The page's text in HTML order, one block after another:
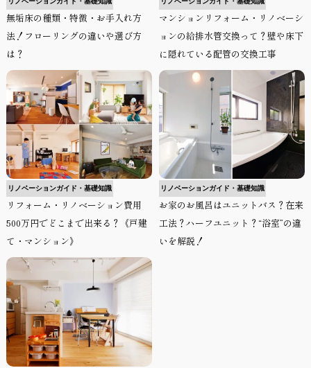
無垢床の種類・特徴・お手入れ方
法！フローリングの違いや選び方
は？
マンションリフォーム・リノベーシ
ョンの給排水管交換って？壁や床下
に隠れている配管の交換工事
リノベーションガイド・基礎知識
リフォーム・リノベーション費用
500万円でどこまで出来る？《戸建
て・マンション》
リノベーションガイド・基礎知識
お家のお風呂はユニットバス？在来
工法？ハーフユニット？“浴室”の違
いを解説！